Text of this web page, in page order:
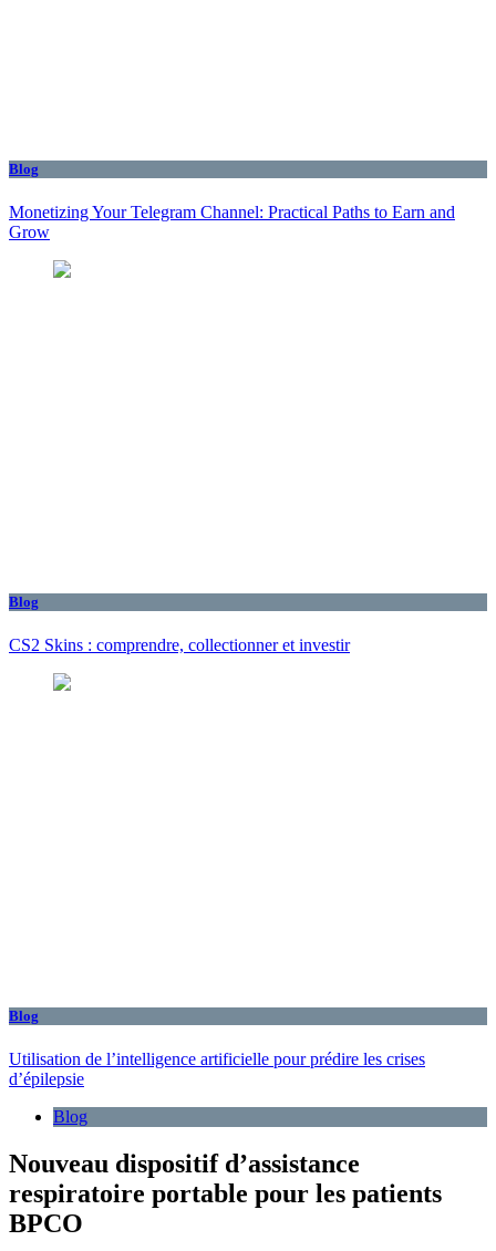
Blog
Monetizing Your Telegram Channel: Practical Paths to Earn and
Grow
Blog
CS2 Skins : comprendre, collectionner et investir
Blog
Utilisation de l’intelligence artificielle pour prédire les crises
d’épilepsie
Blog
Nouveau dispositif d’assistance
respiratoire portable pour les patients
BPCO